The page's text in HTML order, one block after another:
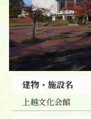
建物・施設名
上越文化会館